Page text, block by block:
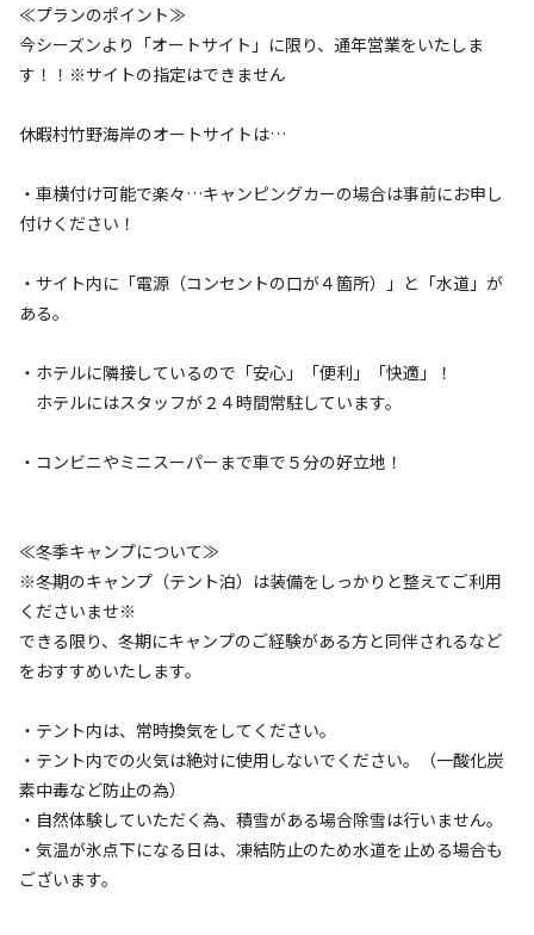
≪プランのポイント≫
今シーズンより「オートサイト」に限り、通年営業をいたしま
す！！※サイトの指定はできません
休暇村竹野海岸のオートサイトは…
・車横付け可能で楽々…キャンピングカーの場合は事前にお申し
付けください！
・サイト内に「電源（コンセントの口が４箇所）」と「水道」が
ある。
・ホテルに隣接しているので「安心」「便利」「快適」！
ホテルにはスタッフが２４時間常駐しています。
・コンビニやミニスーパーまで車で５分の好立地！
≪冬季キャンプについて≫
※冬期のキャンプ（テント泊）は装備をしっかりと整えてご利用
くださいませ※
できる限り、冬期にキャンプのご経験がある方と同伴されるなど
をおすすめいたします。
・テント内は、常時換気をしてください。
・テント内での火気は絶対に使用しないでください。（一酸化炭
素中毒など防止の為）
・自然体験していただく為、積雪がある場合除雪は行いません。
・気温が氷点下になる日は、凍結防止のため水道を止める場合も
ございます。
ソロ
20%
カップル
20%
グループ
30 %
ファミリー
30 %
く楽しめます♪手ぶらキャンププランをご利用ならテントは
ので荷物も少なく気軽にキャンプが楽しめます。また、徒歩
5分で休暇村ホテルがありスタッフが24時間常駐しているの
# 初心者歓迎 手ぶらキャンプ
釣り
#グループにおすすめ # 温泉 #レンタルあり
利用タイプ
宿泊